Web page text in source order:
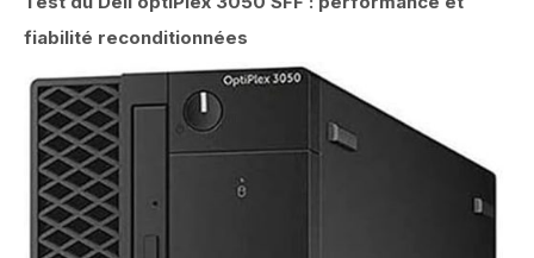
fiabilité reconditionnées